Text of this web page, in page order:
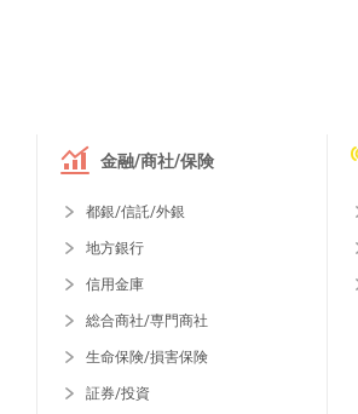
金融/商社/保険
都銀/信託/外銀
地方銀行
信用金庫
総合商社/専門商社
生命保険/損害保険
証券/投資